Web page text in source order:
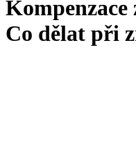
Kompenzace
Co dělat při